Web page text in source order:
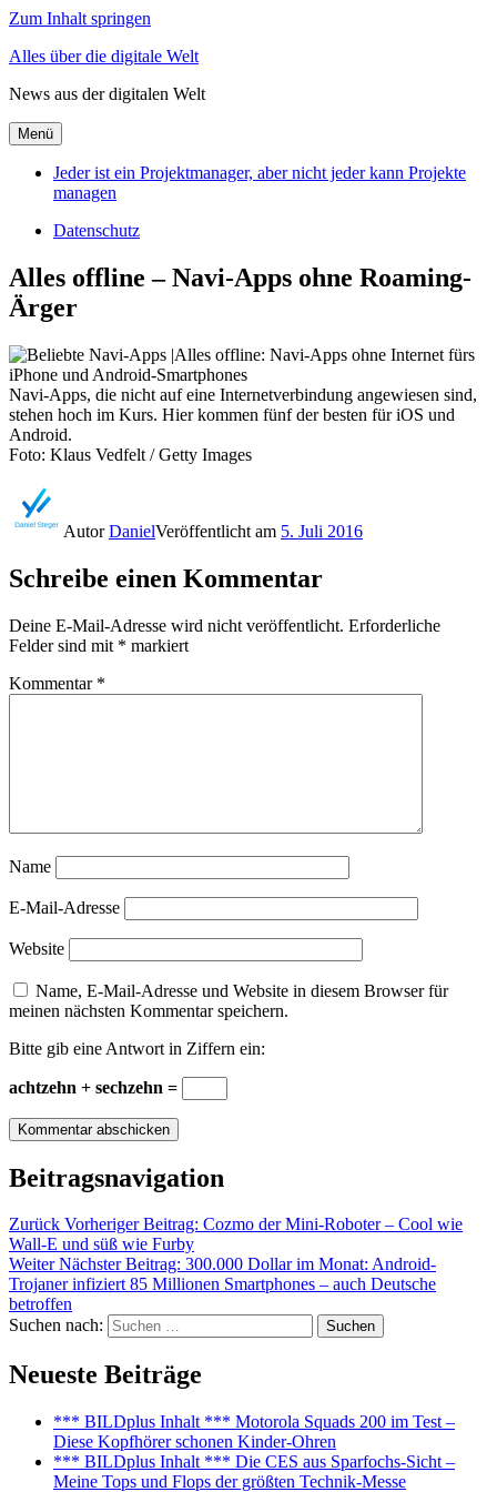
Zum Inhalt springen
Alles über die digitale Welt
News aus der digitalen Welt
Menü
Jeder ist ein Projektmanager, aber nicht jeder kann Projekte
managen
Datenschutz
Alles offline – Navi-Apps ohne Roaming-
Ärger
Navi-Apps, die nicht auf eine Internetverbindung angewiesen sind,
stehen hoch im Kurs. Hier kommen fünf der besten für iOS und
Android.
Foto: Klaus Vedfelt / Getty Images
AutorDanielVeröffentlicht am 5. Juli 2016
Schreibe einen Kommentar
Deine E-Mail-Adresse wird nicht veröffentlicht. Erforderliche
Felder sind mit * markiert
Kommentar *
Name
E-Mail-Adresse
Website
Name, E-Mail-Adresse und Website in diesem Browser für
meinen nächsten Kommentar speichern.
Bitte gib eine Antwort in Ziffern ein:
achtzehn + sechzehn =
Beitragsnavigation
Zurück Vorheriger Beitrag: Cozmo der Mini-Roboter – Cool wie
Wall-E und süß wie Furby
Weiter Nächster Beitrag: 300.000 Dollar im Monat: Android-
Trojaner infiziert 85 Millionen Smartphones – auch Deutsche
betroffen
Suchen nach:
Suchen
Neueste Beiträge
*** BILDplus Inhalt *** Motorola Squads 200 im Test –
Diese Kopfhörer schonen Kinder-Ohren
*** BILDplus Inhalt *** Die CES aus Sparfochs-Sicht –
Meine Tops und Flops der größten Technik-Messe